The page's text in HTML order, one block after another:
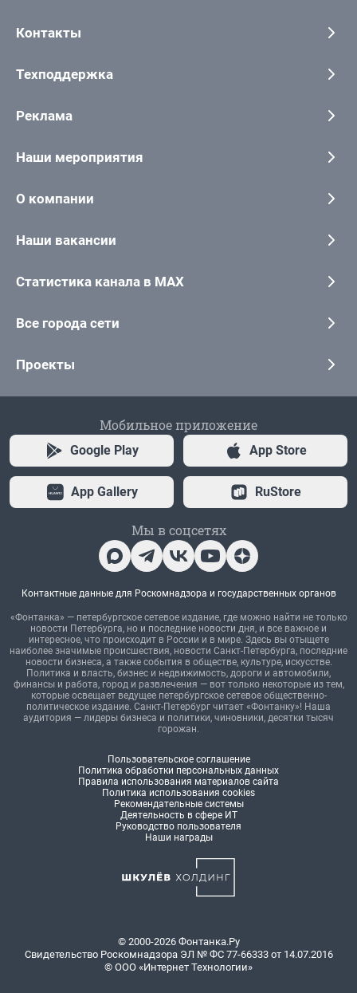
Контакты
Техподдержка
Реклама
Наши мероприятия
О компании
Наши вакансии
Статистика канала в MAX
Все города сети
Проекты
Мобильное приложение
Google Play App Store
App Gallery RuStore
Мы в соцсетях
Контактные данные для Роскомнадзора и государственных органов
«Фонтанка» — петербургское сетевое издание, где можно найти не только
новости Петербурга, но и последние новости дня, и все важное и
интересное, что происходит в России и в мире. Здесь вы отыщете
наиболее значимые происшествия, новости Санкт-Петербурга, последние
новости бизнеса, а также события в обществе, культуре, искусстве.
Политика и власть, бизнес и недвижимость, дороги и автомобили,
финансы и работа, город и развлечения — вот только некоторые из тем,
которые освещает ведущее петербургское сетевое общественно-
политическое издание. Санкт-Петербург читает «Фонтанку»! Наша
аудитория — лидеры бизнеса и политики, чиновники, десятки тысяч
горожан.
Пользовательское соглашение
Политика обработки персональных данных
Правила использования материалов сайта
Политика использования cookies
Рекомендательные системы
Деятельность в сфере ИТ
Руководство пользователя
Наши награды
© 2000-2026 Фонтанка.Ру
Свидетельство Роскомнадзора ЭЛ № ФС 77-66333 от 14.07.2016
© ООО «Интернет Технологии»